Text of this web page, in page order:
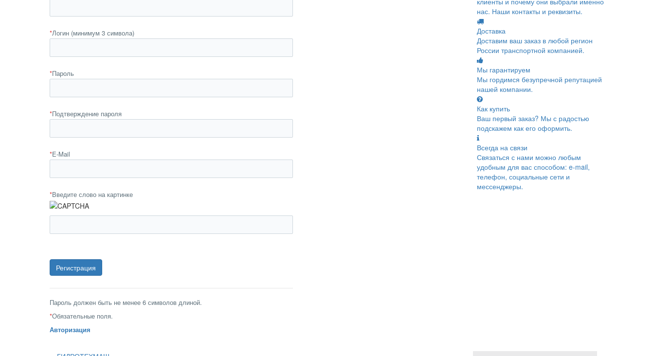
*Логин (минимум 3 символа)
*Пароль
*Подтверждение пароля
*E-Mail
*Введите слово на картинке
Пароль должен быть не менее 6 символов длиной.
*Обязательные поля.
Авторизация
нас. Наши контакты и реквизиты.
Доставка
Доставим ваш заказ в любой регион
России транспортной компанией.
Мы гарантируем
Мы гордимся безупречной репутацией
нашей компании.
Как купить
Ваш первый заказ? Мы с радостью
подскажем как его оформить.
Всегда на связи
Связаться с нами можно любым
удобным для вас способом: e-mail,
телефон, социальные сети и
мессенджеры.